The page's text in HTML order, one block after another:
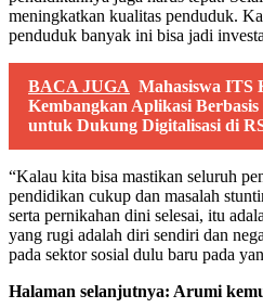
meningkatkan kualitas penduduk.
penduduk banyak ini bisa jadi
BACA JUGA Mahasiswa ITS
Kembangkan Aplikasi Berbasis
untuk Dukung Digitalisasi di
“Kalau kita bisa mastikan seluruh
pendidikan cukup dan masalah
serta pernikahan dini selesai, itu
yang rugi adalah diri sendiri dan
pada sektor sosial dulu baru pada
Halaman selanjutnya: Arumi